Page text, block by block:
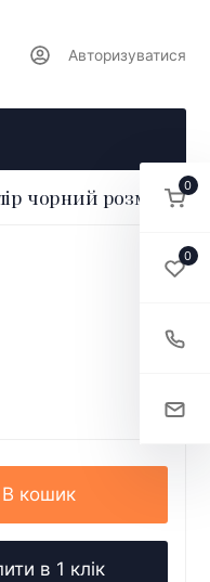
Авторизуватися
чорний розмір 37
В кошик
в 1 клік
0
0